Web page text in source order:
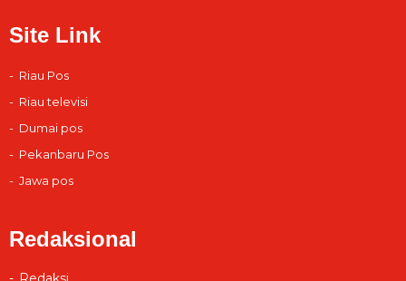
Site Link
Riau Pos
Riau televisi
Dumai pos
Pekanbaru Pos
Jawa pos
Redaksional